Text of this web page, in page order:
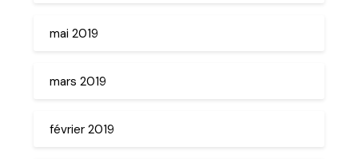
mai 2019
mars 2019
février 2019